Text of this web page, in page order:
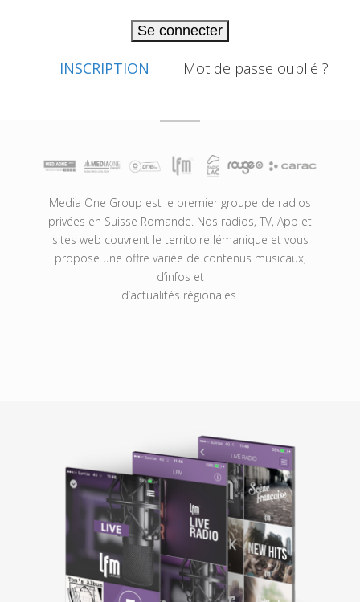
Se connecter
INSCRIPTION Mot de passe oublié ?
Media One Group est le premier groupe de radios
privées en Suisse Romande. Nos radios, TV, App et
sites web couvrent le territoire lémanique et vous
propose une offre variée de contenus musicaux,
d’infos et
d’actualités régionales.